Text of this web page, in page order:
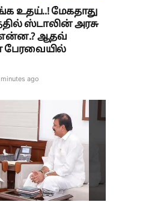
உதய்..! மேகதாது
ஸ்டாலின் அரசு
என்ன.? ஆதவ்
பேரவையில்
ago